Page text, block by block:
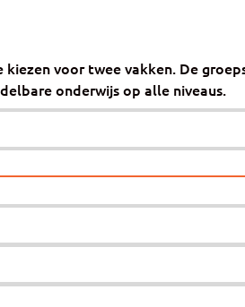
voor twee vakken. De
onderwijs op alle niveaus.